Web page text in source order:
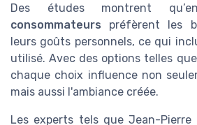
Des études montrent
consommateurs préfèrent les
leurs goûts personnels, ce qui
utilisé. Avec des options telles
chaque choix influence non
mais aussi l'ambiance créée.
Les experts tels que Jean-Pierre